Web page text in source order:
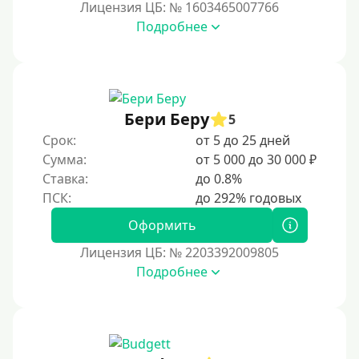
С 19 лет
С 20 лет
С 21 года
С 22 лет
С 23 лет
Несовершеннолетним
Лицензия ЦБ: № 1603465007766
Подробнее
Бери Беру
5
Срок:
от 5 до 25 дней
Сумма:
от 5 000 до 30 000 ₽
Ставка:
до 0.8%
Оформить
Лицензия ЦБ: № 2203392009805
Подробнее